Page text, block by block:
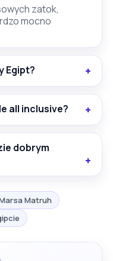
zatok,
mocno
Egipt?
all inclusive?
dobrym
Matruh